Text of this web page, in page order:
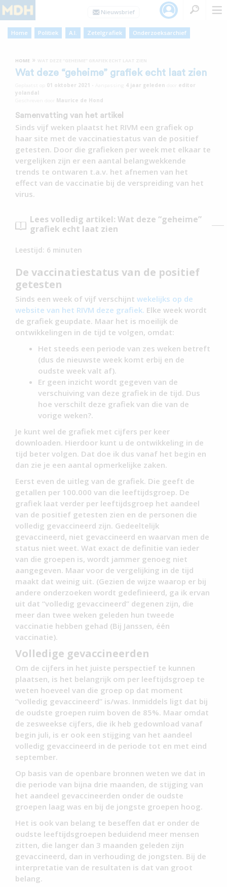
Home Politiek A.I. Zetelgrafiek Onderzoeksarchief
HOME »
Wat deze “geheime” grafiek echt laat zien
01 oktober 2021 4 jaar geleden
editor
yolandal
Maurice de Hond
Samenvatting van het artikel
Sinds vijf weken plaatst het RIVM een grafiek op
haar site met de vaccinatiestatus van de positief
getesten. Door die grafieken per week met elkaar te
vergelijken zijn er een aantal belangwekkende
trends te ontwaren t.a.v. het afnemen van het
effect van de vaccinatie bij de verspreiding van het
virus.
Lees volledig artikel: Wat deze “geheime”
grafiek echt laat zien
Leestijd: 6 minuten
De vaccinatiestatus van de positief
getesten
Sinds een week of vijf verschijnt wekelijks op de
website van het RIVM deze grafiek. Elke week wordt
de grafiek geupdate. Maar het is moeilijk de
ontwikkelingen in de tijd te volgen, omdat:
Het steeds een periode van zes weken betreft
(dus de nieuwste week komt erbij en de
oudste week valt af).
Er geen inzicht wordt gegeven van de
verschuiving van deze grafiek in de tijd. Dus
hoe verschilt deze grafiek van die van de
vorige weken?.
Je kunt wel de grafiek met cijfers per keer
downloaden. Hierdoor kunt u de ontwikkeling in de
tijd beter volgen. Dat doe ik dus vanaf het begin en
dan zie je een aantal opmerkelijke zaken.
Eerst even de uitleg van de grafiek. Die geeft de
getallen per 100.000 van die leeftijdsgroep. De
grafiek laat verder per leeftijdsgroep het aandeel
van de positief getesten zien en de personen die
volledig gevaccineerd zijn. Gedeeltelijk
gevaccineerd, niet gevaccineerd en waarvan men de
status niet weet. Wat exact de definitie van ieder
van die groepen is, wordt jammer genoeg niet
aangegeven. Maar voor de vergelijking in de tijd
maakt dat weinig uit. (Gezien de wijze waarop er bij
andere onderzoeken wordt gedefinieerd, ga ik ervan
uit dat “volledig gevaccineerd” degenen zijn, die
meer dan twee weken geleden hun tweede
vaccinatie hebben gehad (Bij Janssen, één
vaccinatie).
Volledige gevaccineerden
Om de cijfers in het juiste perspectief te kunnen
plaatsen, is het belangrijk om per leeftijdsgroep te
weten hoeveel van die groep op dat moment
“volledig gevaccineerd” is/was. Inmiddels ligt dat bij
de oudste groepen ruim boven de 85%. Maar omdat
de zesweekse cijfers, die ik heb gedownload vanaf
begin juli, is er ook een stijging van het aandeel
volledig gevaccineerd in de periode tot en met eind
september.
Op basis van de openbare bronnen weten we dat in
die periode van bijna drie maanden, de stijging van
het aandeel gevaccineerden onder de oudste
groepen laag was en bij de jongste groepen hoog.
Het is ook van belang te beseffen dat er onder de
oudste leeftijdsgroepen beduidend meer mensen
zitten, die langer dan 3 maanden geleden zijn
gevaccineerd, dan in verhouding de jongsten. Bij de
interpretatie van de resultaten is dat van groot
belang.